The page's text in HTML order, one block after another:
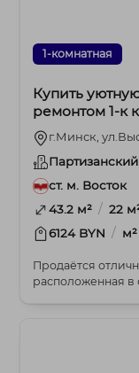
1-комнатная
Купить
ремонтом 1-к
г.Минск,
ст. м. Восток
43.2 м² / 22
6124 BYN / м²
Продаётся
расположенная